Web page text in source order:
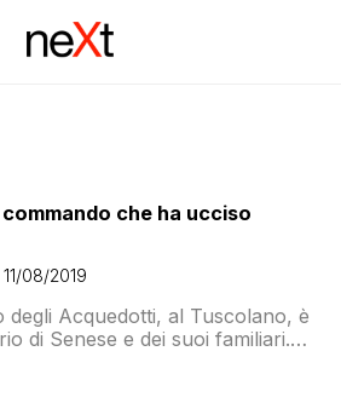
che ha ucciso
11/08/2019
degli Acquedotti, al Tuscolano, è
di Senese e dei suoi familiari.